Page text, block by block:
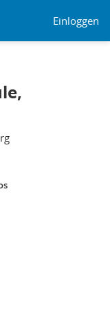
Einloggen